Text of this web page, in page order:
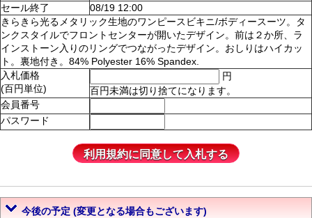
セール終了
08/19 12:00
きらきら光るメタリック生地のワンピースビキニ/ボディースーツ。タ
ンクスタイルでフロントセンターが開いたデザイン。前は２か所、ラ
インストーン入りのリングでつながったデザイン。おしりはハイカッ
ト。裏地付き。84% Polyester 16% Spandex.
入札価格
(百円単位)
円
百円未満は切り捨てになります。
会員番号
パスワード
今後の予定 (変更となる場合もございます)